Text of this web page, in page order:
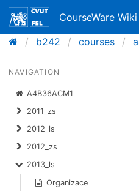
CourseWare Wiki
b242
courses
NAVIGATION
A4B36ACM1
2011_zs
2012_ls
2012_zs
2013_ls
Organizace